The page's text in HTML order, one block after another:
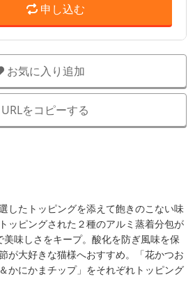
申し込む
お気に入り追加
URLをコピーする
したトッピングを添えて飽きのこない味
ッピングされた２種のアルミ蒸着分包が
美味しさをキープ。酸化を防ぎ風味を保
が大好きな猫様へおすすめ。「花かつお
かにかまチップ」をそれぞれトッピング